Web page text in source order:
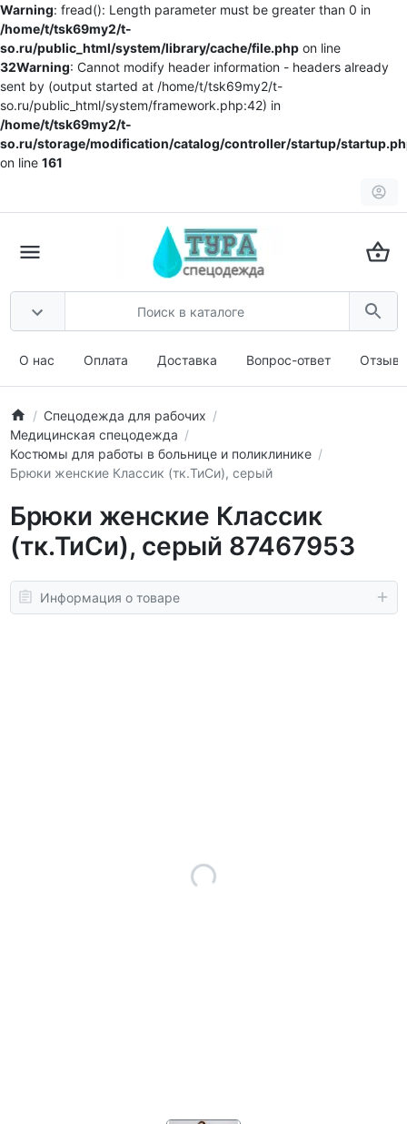
Warning: fread(): Length parameter must be greater than 0 in
/home/t/tsk69my2/t-
so.ru/public_html/system/library/cache/file.php on line
32Warning: Cannot modify header information - headers already
sent by (output started at /home/t/tsk69my2/t-
so.ru/public_html/system/framework.php:42) in
/home/t/tsk69my2/t-
so.ru/storage/modification/catalog/controller/startup/
on line 161
О нас Оплата Доставка Вопрос-ответ
Спецодежда для рабочих
Медицинская спецодежда
Костюмы для работы в больнице и поликлинике
Брюки женские Классик (тк.ТиСи), серый
Брюки женские Классик
(тк.ТиСи), серый 87467953
Информация о товаре